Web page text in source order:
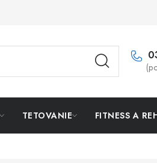
TETOVANIE FITNESS A